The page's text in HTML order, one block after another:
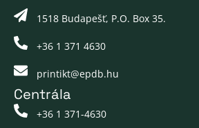
1518 Budapešť, P.O. Box 35.
+36 1 371 4630
printikt@epdb.hu
Centrála
+36 1 371-4630